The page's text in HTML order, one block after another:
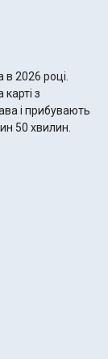
2026 році.
з
і прибувають
50 хвилин.